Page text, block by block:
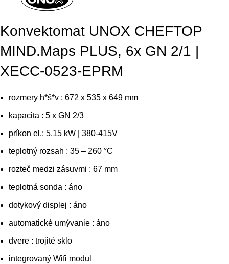
Konvektomat UNOX CHEFTOP
MIND.Maps PLUS, 6x GN 2/1 |
XECC-0523-EPRM
rozmery h*š*v : 672 x 535 x 649 mm
kapacita : 5 x GN 2/3
príkon el.: 5,15 kW | 380-415V
teplotný rozsah : 35 – 260 °C
rozteč medzi zásuvmi : 67 mm
teplotná sonda : áno
dotykový displej : áno
automatické umývanie : áno
dvere : trojité sklo
integrovaný Wifi modul